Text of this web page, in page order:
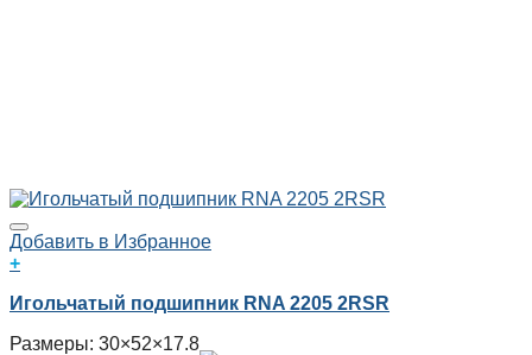
Добавить в Избранное
+
Игольчатый подшипник RNA 2205 2RSR
Размеры: 30×52×17.8